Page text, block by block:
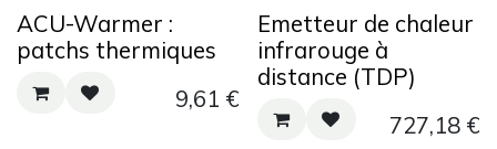
ACU-Warmer :
patchs thermiques
9,61 €
Emetteur de chaleur
infrarouge à
distance (TDP)
727,18€